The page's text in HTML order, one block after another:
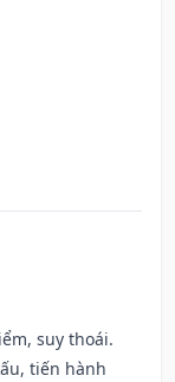
suy thoái.
tiến hành